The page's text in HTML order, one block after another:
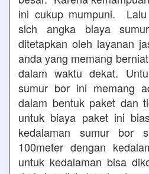
ini cukup mumpuni. Lalu
sich angka biaya
ditetapkan oleh layanan
anda yang memang
dalam waktu dekat.
sumur bor ini memang
dalam bentuk paket dan
untuk biaya paket ini
kedalaman sumur bor
100meter dengan
untuk kedalaman bisa